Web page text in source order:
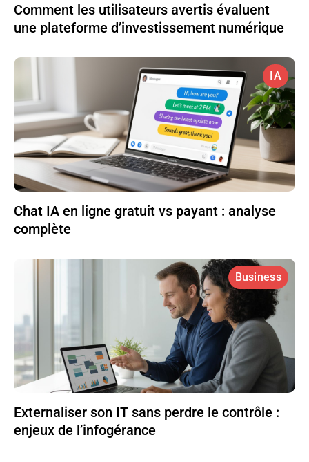
Comment les utilisateurs avertis évaluent
une plateforme d’investissement numérique
IA
Chat IA en ligne gratuit vs payant : analyse
complète
Business
Externaliser son IT sans perdre le contrôle :
enjeux de l’infogérance